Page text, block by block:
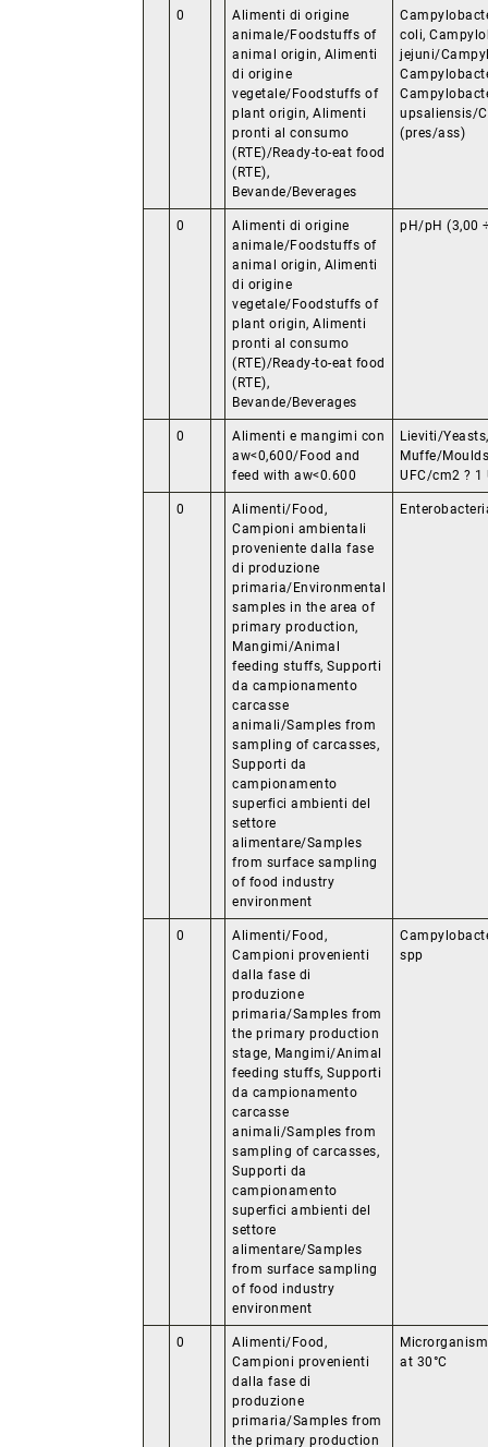
0
Alimenti di origine
animale/Foodstuffs of
animal origin, Alimenti
di origine
vegetale/Foodstuffs of
plant origin, Alimenti
pronti al consumo
(RTE)/Ready-to-eat food
(RTE),
Bevande/Beverages
coli,
jejuni/
upsaliensis/
(pres/ass)
0
Alimenti di origine
animale/Foodstuffs of
animal origin, Alimenti
di origine
vegetale/Foodstuffs of
plant origin, Alimenti
pronti al consumo
(RTE)/Ready-to-eat food
(RTE),
Bevande/Beverages
pH/pH (3,00
0
Alimenti e mangimi con
aw<0,600/Food and
feed with aw<0.600
Lieviti/
Muffe/
UFC/cm2 ? 1
0
Alimenti/Food,
Campioni ambientali
proveniente dalla fase
di produzione
primaria/Environmental
samples in the area of
primary production,
Mangimi/Animal
feeding stuffs, Supporti
da campionamento
carcasse
animali/Samples from
sampling of carcasses,
Supporti da
campionamento
superfici ambienti del
settore
alimentare/Samples
from surface sampling
of food industry
environment
0
Alimenti/Food,
Campioni provenienti
dalla fase di
produzione
primaria/Samples from
the primary production
stage, Mangimi/Animal
feeding stuffs, Supporti
da campionamento
carcasse
animali/Samples from
sampling of carcasses,
Supporti da
campionamento
superfici ambienti del
settore
alimentare/Samples
from surface sampling
of food industry
environment
spp
0
Alimenti/Food,
Campioni provenienti
dalla fase di
produzione
primaria/Samples from
the primary production
at 30°C